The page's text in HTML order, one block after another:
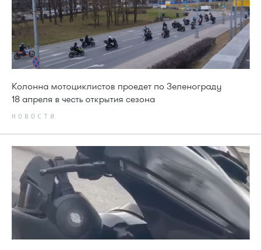
Колонна мотоциклистов проедет по Зеленограду
18 апреля в честь открытия сезона
НОВОСТИ